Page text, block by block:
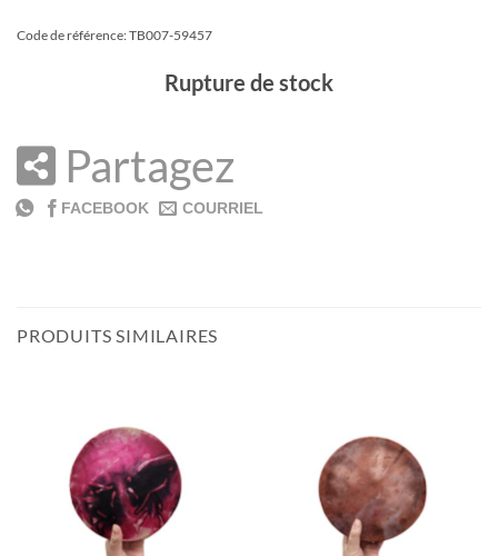
Code de référence: TB007-59457
Rupture de stock
Partagez
PRODUITS SIMILAIRES